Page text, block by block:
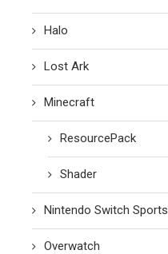
Halo
Lost Ark
Minecraft
ResourcePack
Shader
Nintendo Switch Sports
Overwatch